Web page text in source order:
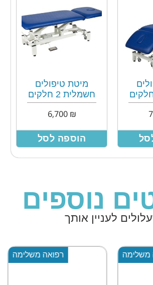
מיטת טיפולים
חשמלית 2 חלקים
₪
6,700
הוספה לסל
נוספים
לעניין אותך
משלימה רפואה משלימה